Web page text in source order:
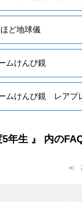
ど地球儀
ムけんび鏡
ムけんび鏡 レアプ
5年生 』 内の
≪